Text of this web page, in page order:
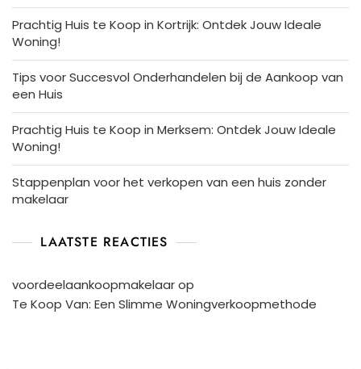
Prachtig Huis te Koop in Kortrijk: Ontdek Jouw Ideale
Woning!
Tips voor Succesvol Onderhandelen bij de Aankoop van
een Huis
Prachtig Huis te Koop in Merksem: Ontdek Jouw Ideale
Woning!
Stappenplan voor het verkopen van een huis zonder
makelaar
LAATSTE REACTIES
voordeelaankoopmakelaarop
Te Koop Van: Een Slimme Woningverkoopmethode